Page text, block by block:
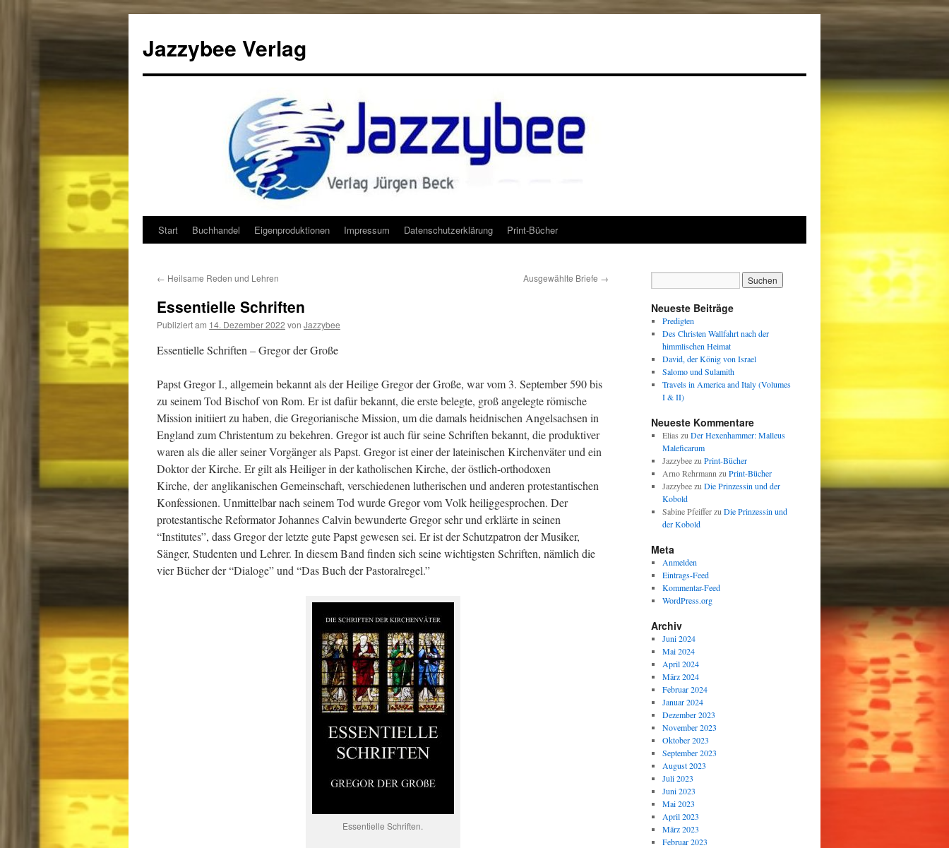
Jazzybee Verlag
Zum
springen
Start Buchhandel Eigenproduktionen Impressum Datenschutzerklärung Print-Bücher
← Heilsame Reden und Lehren Ausgewählte Briefe →
Essentielle Schriften
Publiziert am 14. Dezember 2022 von Jazzybee
Essentielle Schriften – Gregor der Große
Papst Gregor I., allgemein bekannt als der Heilige Gregor der Große, war vom 3. September 590 bis
zu seinem Tod Bischof von Rom. Er ist dafür bekannt, die erste belegte, groß angelegte römische
Mission initiiert zu haben, die Gregorianische Mission, um die damals heidnischen Angelsachsen in
England zum Christentum zu bekehren. Gregor ist auch für seine Schriften bekannt, die produktiver
waren als die aller seiner Vorgänger als Papst. Gregor ist einer der lateinischen Kirchenväter und ein
Doktor der Kirche. Er gilt als Heiliger in der katholischen Kirche, der östlich-orthodoxen
Kirche, deranglikanischen Gemeinschaft, verschiedenen lutherischen und anderen protestantischen
Konfessionen. Unmittelbar nach seinem Tod wurde Gregor vom Volk heiliggesprochen. Der
protestantische Reformator Johannes Calvin bewunderte Gregor sehr und erklärte in seinen
“Institutes”, dass Gregor der letzte gute Papst gewesen sei. Er ist der Schutzpatron der Musiker,
Sänger, Studenten und Lehrer. In diesem Band finden sich seine wichtigsten Schriften, nämlich die
vier Bücher der “Dialoge” und “Das Buch der Pastoralregel.”
Essentielle Schriften.
Neueste Beiträge
Predigten
Des Christen Wallfahrt nach der
himmlischen Heimat
David, der König von Israel
Salomo und Sulamith
Travels in America and Italy (Volumes
I & II)
Neueste Kommentare
Elias zu Der Hexenhammer: Malleus
Maleficarum
Jazzybeezu Print-Bücher
Arno Rehrmann zu Print-Bücher
Jazzybeezu Die Prinzessin und der
Kobold
Sabine Pfeifferzu Die Prinzessin und
der Kobold
Meta
Anmelden
Eintrags-Feed
Kommentar-Feed
WordPress.org
Archiv
Juni 2024
Mai 2024
April 2024
März 2024
Februar 2024
Januar 2024
Dezember 2023
November 2023
Oktober 2023
September 2023
August 2023
Juli 2023
Juni 2023
Mai 2023
April 2023
März 2023
Februar 2023